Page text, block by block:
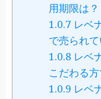
用期限は？
1.0.7 レベ
で売られ
1.0.8 レベ
こだわる
1.0.9 レベ